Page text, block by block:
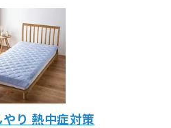
り 熱中症対策